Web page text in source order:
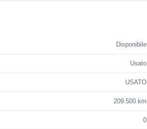
Disponibile
Usato
USATO
209.500 km
0